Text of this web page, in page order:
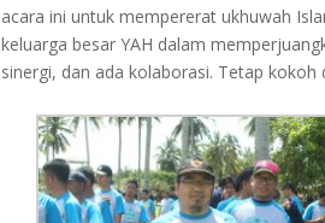
acara ini untuk mempererat ukhuwah
keluarga besar YAH dalam
sinergi, dan ada kolaborasi. Tetap